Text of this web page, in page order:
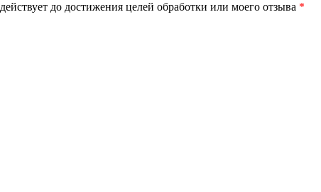
действует до достижения целей обработки или моего отзыва *